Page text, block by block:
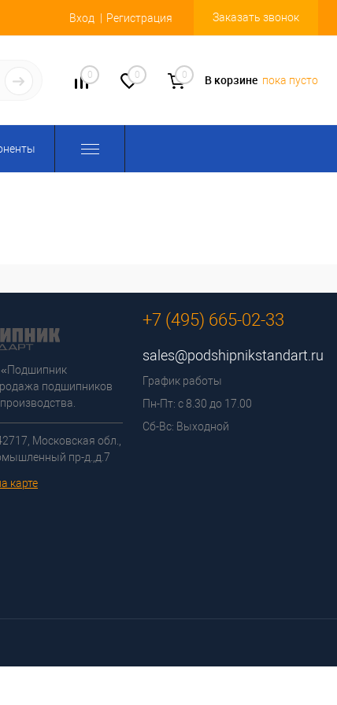
Вход Регистрация Заказать звонок
0 0 0 В корзине пока пусто
«Подшипник
подшипников
Московская обл.,
пр-д.,д.7
карте
+7 (495) 665-02-33
sales@podshipnikstandart.ru
График работы
Пн-Пт: с 8.30 до 17.00
Сб-Вс: Выходной